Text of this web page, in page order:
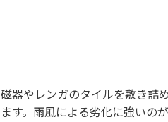
磁器やレンガのタイルを敷き詰
ます。雨風による劣化に強いの